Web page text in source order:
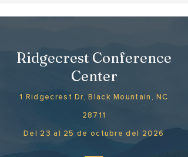
Ridgecrest Conference
Center
1 Ridgecrest Dr, Black Mountain, NC
28711
Del 23 al 25 de octubre del 2026